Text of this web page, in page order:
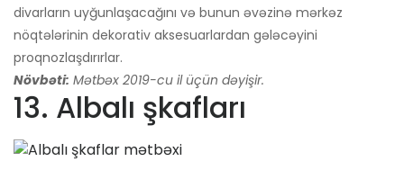
divarların uyğunlaşacağını və bunun əvəzinə mərkəz
nöqtələrinin dekorativ aksesuarlardan gələcəyini
proqnozlaşdırırlar.
Növbəti: Mətbəx 2019-cu il üçün dəyişir.
13. Albalı şkafları